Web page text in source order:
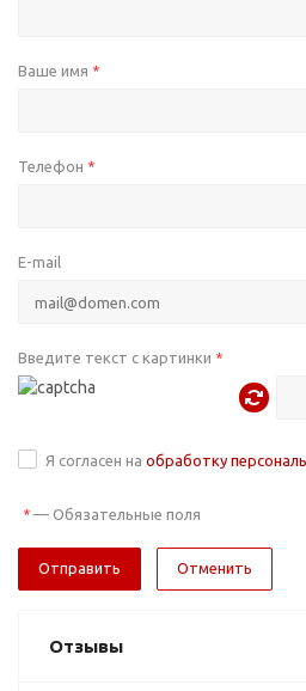
Ваше имя *
Телефон *
E-mail
Введите текст с картинки *
Я согласен на обработку
* — Обязательные поля
Отменить
Отзывы